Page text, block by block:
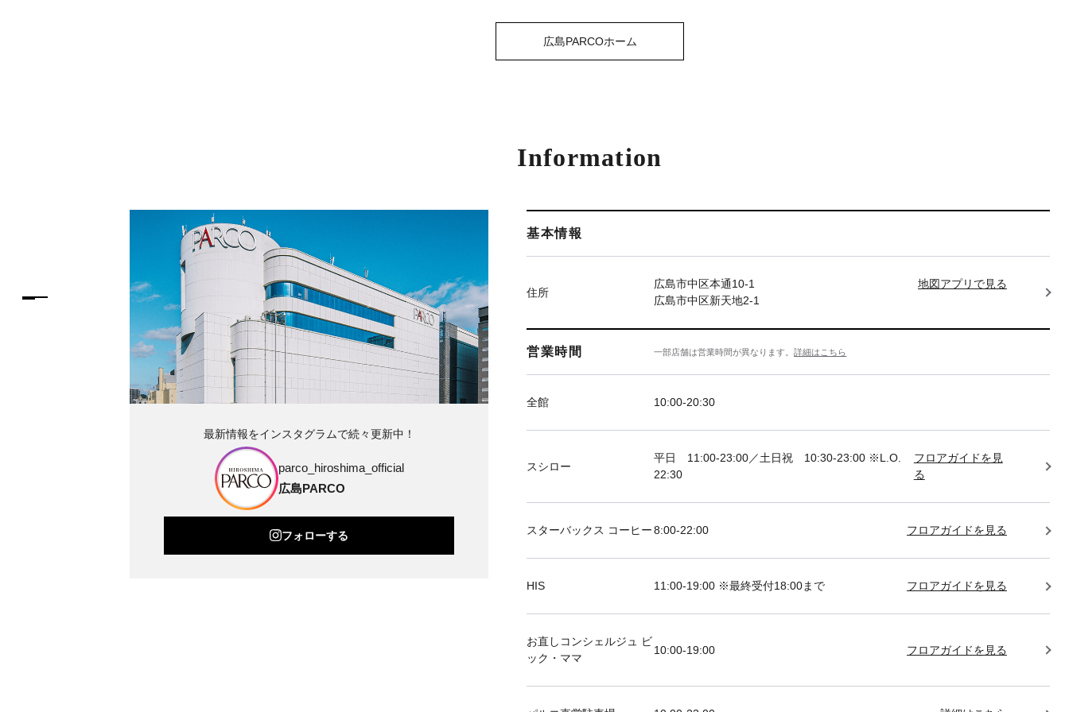
広島PARCOホーム
Information
基本情報
住所
広島市中区本通10-1
広島市中区新天地2-1
地図アプリで見る
営業時間 一部店舗は営業時間が異なります。詳細はこちら
全館 10:00-20:30
スシロー
平日 11:00-23:00／土日祝 10:30-23:00 ※L.O.
22:30
フロアガイドを見
る
スターバックス コーヒー 8:00-22:00 フロアガイドを見る
HIS 11:00-19:00 ※最終受付18:00まで フロアガイドを見る
お直しコンシェルジュ ビ
ック・ママ
10:00-19:00 フロアガイドを見る
最新情報をインスタグラムで続々更新中！
parco_hiroshima_official
広島PARCO
フォローする